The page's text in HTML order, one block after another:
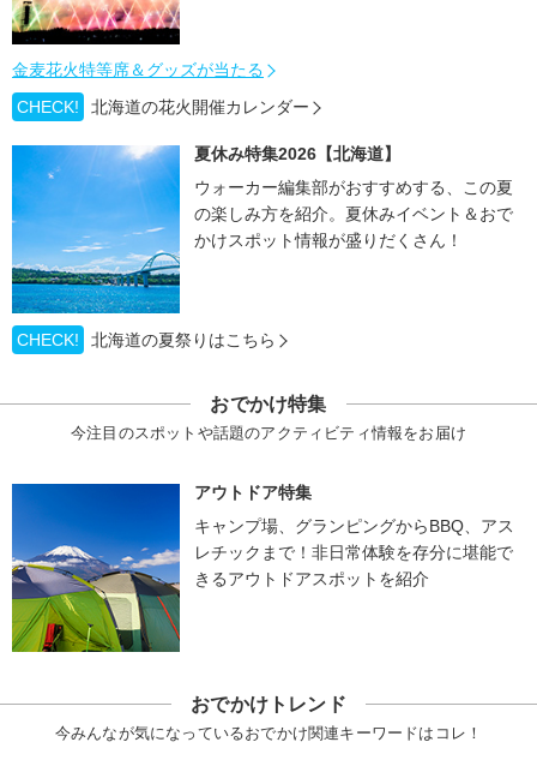
金麦花火特等席＆グッズが当たる
CHECK!
北海道の花火開催カレンダー
夏休み特集2026【北海道】
ウォーカー編集部がおすすめする、この夏
の楽しみ方を紹介。夏休みイベント＆おで
かけスポット情報が盛りだくさん！
CHECK! 北海道の夏祭りはこちら
おでかけ特集
今注目のスポットや話題のアクティビティ情報をお届け
アウトドア特集
キャンプ場、グランピングからBBQ、アス
レチックまで！非日常体験を存分に堪能で
きるアウトドアスポットを紹介
おでかけトレンド
今みんなが気になっているおでかけ関連キーワードはコレ！